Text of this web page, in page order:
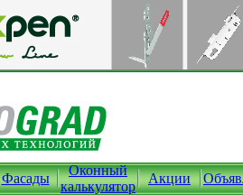
Фасады
Оконный
калькулятор
Акции